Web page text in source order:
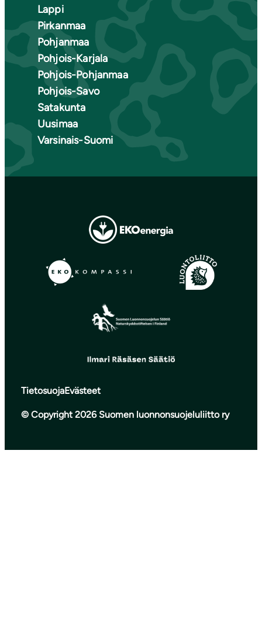
Lappi
Pirkanmaa
Pohjanmaa
Pohjois-Karjala
Pohjois-Pohjanmaa
Pohjois-Savo
Satakunta
Uusimaa
Varsinais-Suomi
TietosuojaEvästeet
© Copyright 2026 Suomen luonnonsuojeluliitto ry